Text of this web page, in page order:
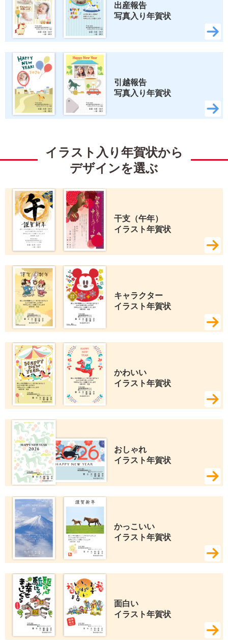
出産報告
写真入り年賀状
引越報告
写真入り年賀状
イラスト入り年賀状から
デザインを選ぶ
干支（午年）
イラスト年賀状
キャラクター
イラスト年賀状
かわいい
イラスト年賀状
おしゃれ
イラスト年賀状
かっこいい
イラスト年賀状
面白い
イラスト年賀状